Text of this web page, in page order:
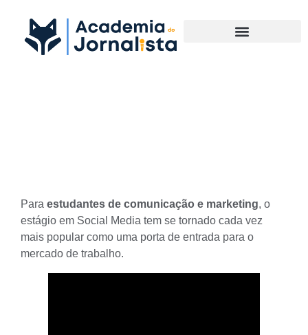
Para estudantes de comunicação e marketing, o
estágio em Social Media tem se tornado cada vez
mais popular como uma porta de entrada para o
mercado de trabalho.